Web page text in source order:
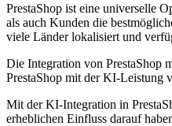
PrestaShop ist eine universelle
als auch Kunden die
viele Länder lokalisiert und
Die Integration von PrestaShop
PrestaShop mit der KI-Leistung
Mit der KI-Integration in
erheblichen Einfluss darauf